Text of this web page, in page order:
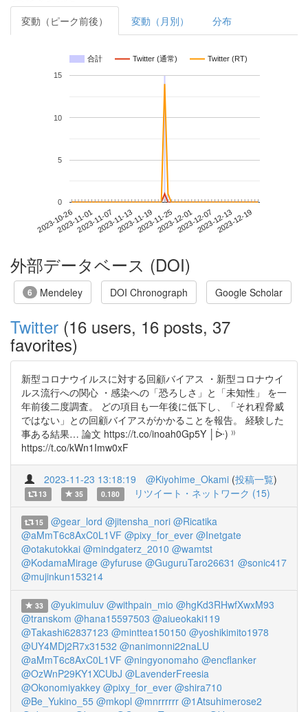
変動（ピーク前後） 変動（月別） 分布
合計 Twitter (通常) Twitter (RT)
2023-10-262023-11-012023-11-072023-11-132023-11-192023-11-252023-12-012023-12-072023-12-132023-12-19
0
5
10
15
外部データベース (DOI)
6 Mendeley DOI Chronograph Google Scholar
Twitter (16 users, 16 posts, 37
favorites)
新型コロナウイルスに対する回顧バイアス ・新型コロナウイ
ルス流行への関心 ・感染への「恐ろしさ」と「未知性」 を一
年前後二度調査。 どの項目も一年後に低下し、「それ程脅威
ではない」との回顧バイアスがかかることを報告。 経験した
事ある結果… 論文 https://t.co/inoah0Gp5Y │ᐕ) ⁾⁾
https://t.co/kWn1Imw0xF
2023-11-23 13:18:19 @Kiyohime_Okami (投稿一覧)
13 35 0.180 リツイート・ネットワーク (15)
15 @gear_lord @jitensha_nori @Ricatika
@aMmT6c8AxC0L1VF @pixy_for_ever @Inetgate
@otakutokkai @mindgaterz_2010 @wamtst
@KodamaMirage @yfuruse @GuguruTaro26631 @sonic417
@mujinkun153214
33 @yukimuluv @withpain_mio @hgKd3RHwfXwxM93
@transkom @hana15597503 @aiueokaki119
@Takashi62837123 @minttea150150 @yoshikimito1978
@UY4MDj2R7x31532 @nanimonni22naLU
@aMmT6c8AxC0L1VF @ningyonomaho @encflanker
@OzWnP29KY1XCUbJ @LavenderFreesia
@Okonomiyakkey @pixy_for_ever @shira710
@Be_Yukino_55 @mkopl @mnrrrrrr @1Atsuhimerose2